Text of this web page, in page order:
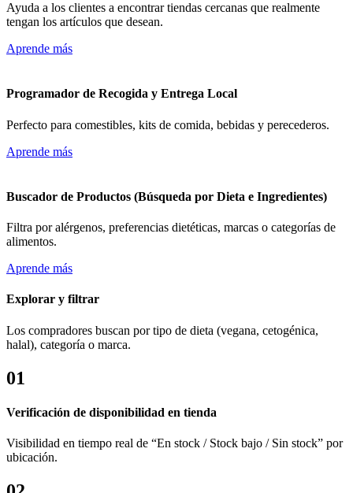
Ayuda a los clientes a encontrar tiendas cercanas que realmente
tengan los artículos que desean.
Aprende más
Programador de Recogida y Entrega Local
Perfecto para comestibles, kits de comida, bebidas y perecederos.
Aprende más
Buscador de Productos (Búsqueda por Dieta e Ingredientes)
Filtra por alérgenos, preferencias dietéticas, marcas o categorías de
alimentos.
Aprende más
Explorar y filtrar
Los compradores buscan por tipo de dieta (vegana, cetogénica,
halal), categoría o marca.
01
Verificación de disponibilidad en tienda
Visibilidad en tiempo real de “En stock / Stock bajo / Sin stock” por
ubicación.